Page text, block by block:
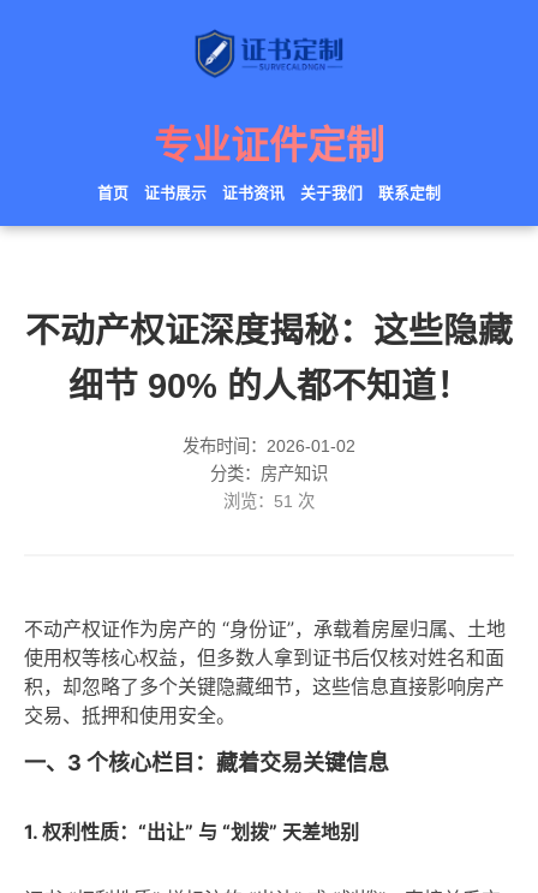
专业证件定制
首页 证书展示 证书资讯 关于我们 联系定制
不动产权证深度揭秘：这些隐藏
细节 90% 的人都不知道！
发布时间：2026-01-02
分类：房产知识
浏览： 51 次
不动产权证作为房产的 “身份证”，承载着房屋归属、土地
使用权等核心权益，但多数人拿到证书后仅核对姓名和面
积，却忽略了多个关键隐藏细节，这些信息直接影响房产
交易、抵押和使用安全。
一、3 个核心栏目：藏着交易关键信息
1. 权利性质：“出让” 与 “划拨” 天差地别